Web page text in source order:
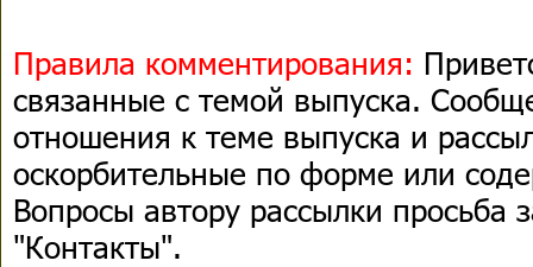
Правила комментирования:
связанные с темой выпуска.
отношения к теме выпуска и
оскорбительные по форме или
Вопросы автору рассылки просьба
"Контакты".